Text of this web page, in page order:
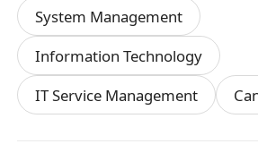
System Management
Information Technology
IT Service Management